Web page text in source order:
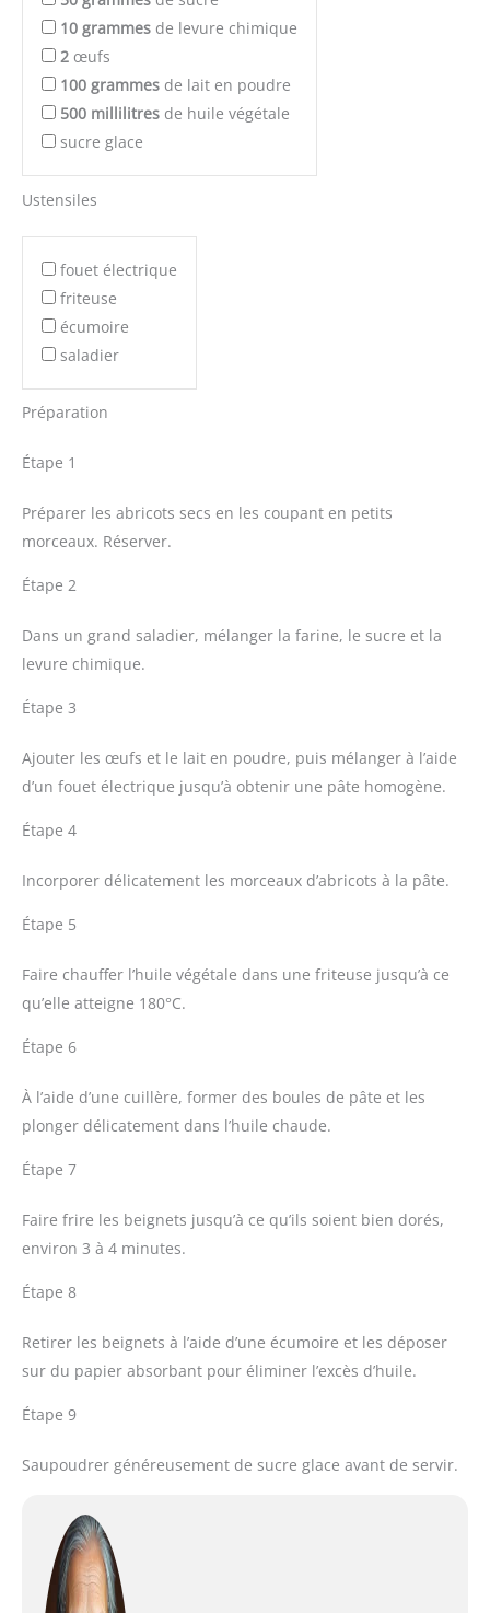
10 grammes de levure chimique
2 œufs
100 grammes de lait en poudre
500 millilitres de huile végétale
sucre glace
Ustensiles
fouet électrique
friteuse
écumoire
saladier
Préparation
Étape 1
Préparer les abricots secs en les coupant en petits
morceaux. Réserver.
Étape 2
Dans un grand saladier, mélanger la farine, le sucre et la
levure chimique.
Étape 3
Ajouter les œufs et le lait en poudre, puis mélanger à l’aide
d’un fouet électrique jusqu’à obtenir une pâte homogène.
Étape 4
Incorporer délicatement les morceaux d’abricots à la pâte.
Étape 5
Faire chauffer l’huile végétale dans une friteuse jusqu’à ce
qu’elle atteigne 180°C.
Étape 6
À l’aide d’une cuillère, former des boules de pâte et les
plonger délicatement dans l’huile chaude.
Étape 7
Faire frire les beignets jusqu’à ce qu’ils soient bien dorés,
environ 3 à 4 minutes.
Étape 8
Retirer les beignets à l’aide d’une écumoire et les déposer
sur du papier absorbant pour éliminer l’excès d’huile.
Étape 9
Saupoudrer généreusement de sucre glace avant de servir.